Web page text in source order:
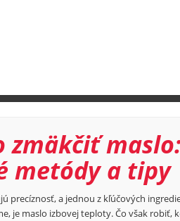
zmäkčiť
metódy a tipy
precíznosť, a jednou z kľúčových
je maslo izbovej teploty. Čo však robiť,